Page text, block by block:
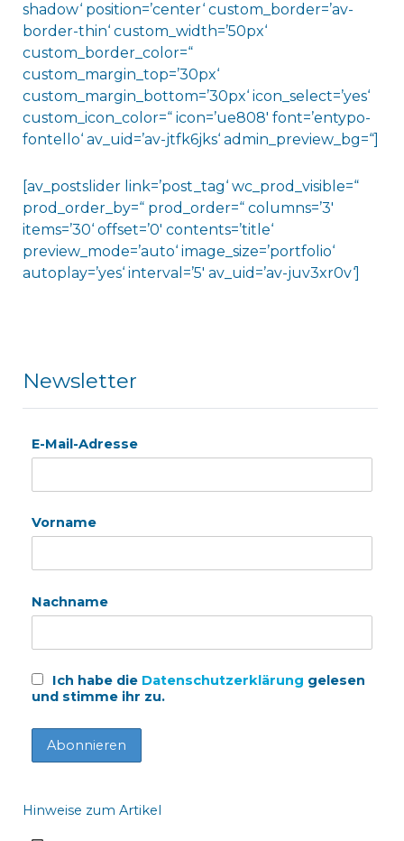
shadow‘ position=’center‘ custom_border=’av-
border-thin‘ custom_width=’50px‘
custom_border_color=“
custom_margin_top=’30px‘
custom_margin_bottom=’30px‘ icon_select=’yes‘
custom_icon_color=“ icon=’ue808′ font=’entypo-
fontello‘ av_uid=’av-jtfk6jks‘ admin_preview_bg=“]
[av_postslider link=’post_tag‘ wc_prod_visible=“
prod_order_by=“ prod_order=“ columns=’3′
items=’30‘ offset=’0′ contents=’title‘
preview_mode=’auto‘ image_size=’portfolio‘
autoplay=’yes‘ interval=’5′ av_uid=’av-juv3xr0v‘]
Newsletter
E-Mail-Adresse
Vorname
Nachname
Ich habe die Datenschutzerklärung gelesen
und stimme ihr zu.
Hinweise zum Artikel